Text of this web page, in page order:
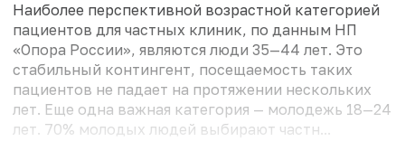
Наиболее перспективной возрастной категорией
пациентов для частных клиник, по данным НП
«Опора России», являются люди 35—44 лет. Это
стабильный контингент, посещаемость таких
пациентов не падает на протяжении нескольких
лет. Еще одна важная категория — молодежь 18—24
лет. 70% молодых людей выбирают частн...